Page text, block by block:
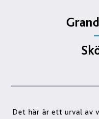
Det här är ett urval av